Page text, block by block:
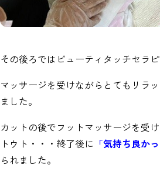
その後ろではビューティタッチセラ
マッサージを受けながらとてもリラ
ました。
カットの後でフットマッサージを受
トウト・・・終了後に 「気持ち良か
られました。